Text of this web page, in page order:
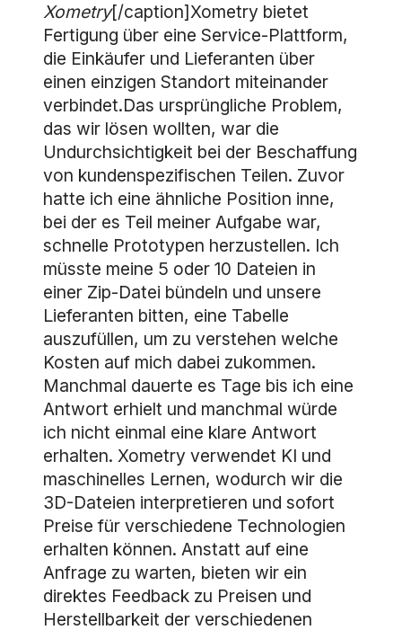
Xometry[/caption]Xometry bietet
Fertigung über eine Service-Plattform,
die Einkäufer und Lieferanten über
einen einzigen Standort miteinander
verbindet.Das ursprüngliche Problem,
das wir lösen wollten, war die
Undurchsichtigkeit bei der Beschaffung
von kundenspezifischen Teilen. Zuvor
hatte ich eine ähnliche Position inne,
bei der es Teil meiner Aufgabe war,
schnelle Prototypen herzustellen. Ich
müsste meine 5 oder 10 Dateien in
einer Zip-Datei bündeln und unsere
Lieferanten bitten, eine Tabelle
auszufüllen, um zu verstehen welche
Kosten auf mich dabei zukommen.
Manchmal dauerte es Tage bis ich eine
Antwort erhielt und manchmal würde
ich nicht einmal eine klare Antwort
erhalten. Xometry verwendet KI und
maschinelles Lernen, wodurch wir die
3D-Dateien interpretieren und sofort
Preise für verschiedene Technologien
erhalten können. Anstatt auf eine
Anfrage zu warten, bieten wir ein
direktes Feedback zu Preisen und
Herstellbarkeit der verschiedenen